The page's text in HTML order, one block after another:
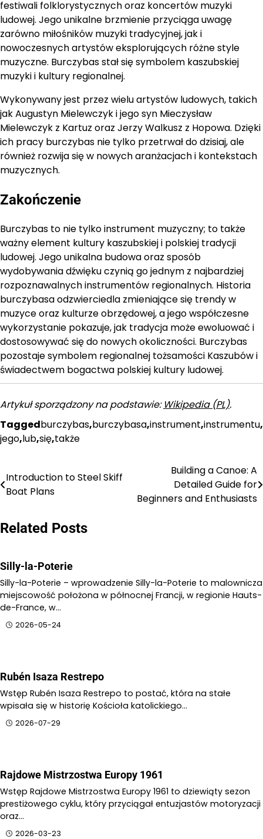
festiwali folklorystycznych oraz koncertów muzyki
ludowej. Jego unikalne brzmienie przyciąga uwagę
zarówno miłośników muzyki tradycyjnej, jak i
nowoczesnych artystów eksplorujących różne style
muzyczne. Burczybas stał się symbolem kaszubskiej
muzyki i kultury regionalnej.
Wykonywany jest przez wielu artystów ludowych, takich
jak Augustyn Mielewczyk i jego syn Mieczysław
Mielewczyk z Kartuz oraz Jerzy Walkusz z Hopowa. Dzięki
ich pracy burczybas nie tylko przetrwał do dzisiaj, ale
również rozwija się w nowych aranżacjach i kontekstach
muzycznych.
Zakończenie
Burczybas to nie tylko instrument muzyczny; to także
ważny element kultury kaszubskiej i polskiej tradycji
ludowej. Jego unikalna budowa oraz sposób
wydobywania dźwięku czynią go jednym z najbardziej
rozpoznawalnych instrumentów regionalnych. Historia
burczybasa odzwierciedla zmieniające się trendy w
muzyce oraz kulturze obrzędowej, a jego współczesne
wykorzystanie pokazuje, jak tradycja może ewoluować i
dostosowywać się do nowych okoliczności. Burczybas
pozostaje symbolem regionalnej tożsamości Kaszubów i
świadectwem bogactwa polskiej kultury ludowej.
Artykuł sporządzony na podstawie: Wikipedia (PL).
Taggedburczybas,burczybasa,instrument,instrumentu,
jego,lub,się,także
Nawigacja
wpisu
Introduction to Steel Skiff
Boat Plans
Building a Canoe: A
Detailed Guide for
Beginners and Enthusiasts
Related Posts
Silly-la-Poterie
Silly-la-Poterie – wprowadzenie Silly-la-Poterie to malownicza
miejscowość położona w północnej Francji, w regionie Hauts-
de-France, w…
2026-05-24
Rubén Isaza Restrepo
Wstęp Rubén Isaza Restrepo to postać, która na stałe
wpisała się w historię Kościoła katolickiego…
2026-07-29
Rajdowe Mistrzostwa Europy 1961
Wstęp Rajdowe Mistrzostwa Europy 1961 to dziewiąty sezon
prestiżowego cyklu, który przyciągał entuzjastów motoryzacji
oraz…
2026-03-23